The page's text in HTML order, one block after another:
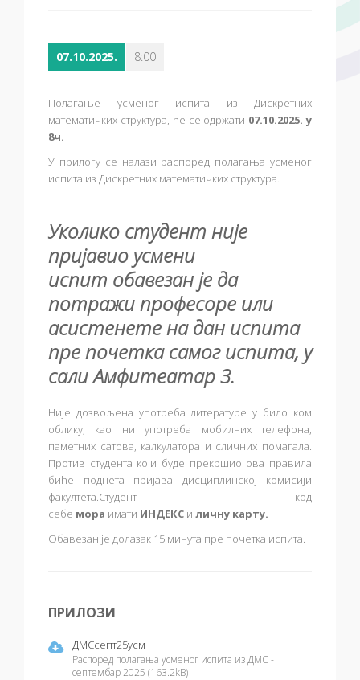
07.10.2025. 8:00
Полагање усменог испита из Дискретних
математичких структура, ће се одржати 07.10.2025. у
8ч.
У прилогу се налази распоред полагања усменог
испита из Дискретних математичких структура.
Уколико студент није
пријавио усмени
испит обавезан је да
потражи професоре или
асистенете на дан испита
пре почетка самог испита, у
салиАмфитеатар 3.
Није дозвољена употреба литературе у било ком
облику, као ни употреба мобилних телефона,
паметних сатова, калкулатора и сличних помагала.
Против студента који буде прекршио ова правила
биће поднета пријава дисциплинској комисији
факултета.Студент код
себе мора имати ИНДЕКС и личну карту.
Обавезан је долазак 15 минута пре почетка испита.
ПРИЛОЗИ
ДМСсепт25усм
Распоред полагања усменог испита из ДМС -
септембар 2025 (163.2kB)